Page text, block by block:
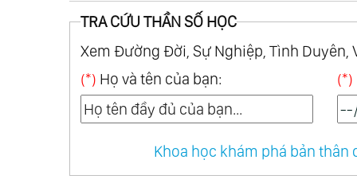
Hay Nhất Của Kitaro - The Best Of
Con Tàu Nô-Ê - Noah’s Ark
36. 88 Địa Điểm Ở Shikoku - Shikoku 88
37.Nghĩ Về Em - Thinking Of You
38.Bộ Sưu Tập Thiết Yếu - The Essential
Con Đường Tơ Lụa - Best Of Silk
TRA CỨU THẦN SỐ HỌC
Xem Đường Đời, Sự Nghiệp, Tình Duyên,
(*) Họ và tên của bạn: (*)
Khoa học khám phá bản thân